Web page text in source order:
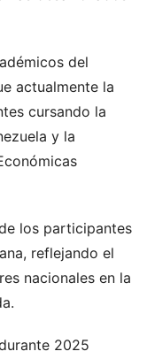
del
actualmente la
cursando la
y la
los participantes
reflejando el
nacionales en la
2025